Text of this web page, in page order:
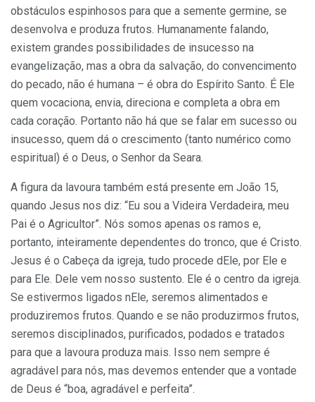
obstáculos espinhosos para que a semente germine, se
desenvolva e produza frutos. Humanamente falando,
existem grandes possibilidades de insucesso na
evangelização, mas a obra da salvação, do convencimento
do pecado, não é humana – é obra do Espírito Santo. É Ele
quem vocaciona, envia, direciona e completa a obra em
cada coração. Portanto não há que se falar em sucesso ou
insucesso, quem dá o crescimento (tanto numérico como
espiritual) é o Deus, o Senhor da Seara.
A figura da lavoura também está presente em João 15,
quando Jesus nos diz: “Eu sou a Videira Verdadeira, meu
Pai é o Agricultor”. Nós somos apenas os ramos e,
portanto, inteiramente dependentes do tronco, que é Cristo.
Jesus é o Cabeça da igreja, tudo procede dEle, por Ele e
para Ele. Dele vem nosso sustento. Ele é o centro da igreja.
Se estivermos ligados nEle, seremos alimentados e
produziremos frutos. Quando e se não produzirmos frutos,
seremos disciplinados, purificados, podados e tratados
para que a lavoura produza mais. Isso nem sempre é
agradável para nós, mas devemos entender que a vontade
de Deus é “boa, agradável e perfeita”.